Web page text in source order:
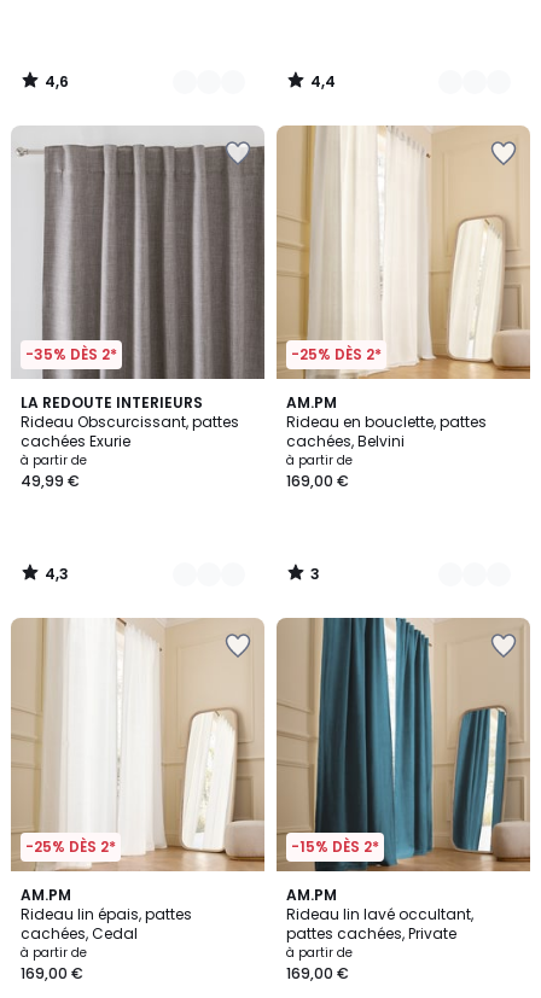
4,6
/
4,4
/
-35% DÈS 2*
LA REDOUTE INTERIEURS
Rideau Obscurcissant, pattes
cachées Exurie
à partir de
49,99 €
4,3
/ 5
4
Couleurs
4,3
/
-25% DÈS 2*
AM.PM
Rideau en bouclette, pattes
cachées, Belvini
à partir de
169,00 €
3
/
5
4
Couleurs
3
/
-25% DÈS 2*
AM.PM
Rideau lin épais, pattes
cachées, Cedal
à partir de
169,00 €
3
/
5
4
Couleurs
-15% DÈS 2*
AM.PM
Rideau lin lavé occultant,
pattes cachées, Private
à partir de
169,00 €
4,5
/ 5
5
Couleurs